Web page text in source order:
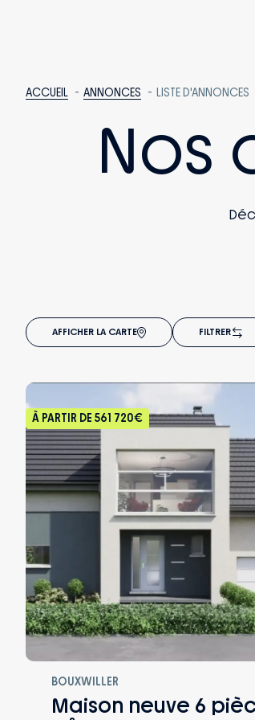
ACCUEIL ANNONCES LISTE D'ANNONCES
Nos
AFFICHER LA CARTE FILTRER
À PARTIR DE 561 720€
BOUXWILLER
Maison neuve 6